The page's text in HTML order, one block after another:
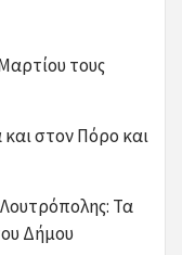
τους
στον Πόρο και
Τα
Δήμου